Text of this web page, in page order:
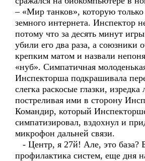
– «Мир танков», которую только
земного интернета. Инспектор
потому что за десять минут
убили его два раза, а союзники
крепким матом и назвали
«нуб». Симпатичная
Инспекторша подкрашивала
слегка раскосые глазки, изредка
постреливая ими в сторону
Командир, который
симпатизировал, вздохнул и
микрофон дальней связи.
- Центр, я 27й! Але, это база?
профилактика систем, еще дня